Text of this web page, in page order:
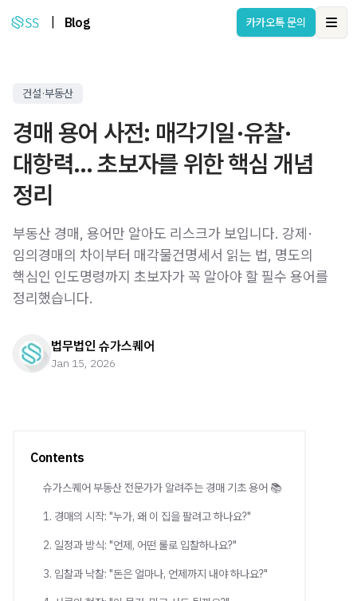
Blog 카카오톡 문의
건설·부동산
경매 용어 사전: 매각기일·유찰·
대항력… 초보자를 위한 핵심 개념
정리
부동산 경매, 용어만 알아도 리스크가 보입니다. 강제·
임의경매의 차이부터 매각물건명세서 읽는 법, 명도의
핵심인 인도명령까지 초보자가 꼭 알아야 할 필수 용어를
정리했습니다.
법무법인 슈가스퀘어
Jan 15, 2026
Contents
슈가스퀘어 부동산 전문가가 알려주는 경매 기초 용어 📚
1. 경매의 시작: "누가, 왜 이 집을 팔려고 하나요?"
2. 일정과 방식: "언제, 어떤 룰로 입찰하나요?"
3. 입찰과 낙찰: "돈은 얼마나, 언제까지 내야 하나요?"